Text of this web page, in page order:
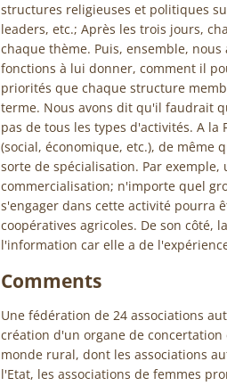
structures religieuses et politiques
leaders, etc.; Après les trois jours,
chaque thème. Puis, ensemble, nous
fonctions à lui donner, comment il
priorités que chaque structure
terme. Nous avons dit qu'il faudrait
pas de tous les types d'activités. A la
(social, économique, etc.), de même
sorte de spécialisation. Par
commercialisation; n'importe quel
s'engager dans cette activité pourra
coopératives agricoles. De son côté,
l'information car elle a de
Comments
Une fédération de 24 associations
création d'un organe de
monde rural, dont les associations
l'Etat, les associations de femmes